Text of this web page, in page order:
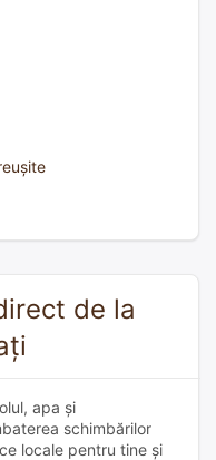
de la
apa și
schimbărilor
locale pentru tine și